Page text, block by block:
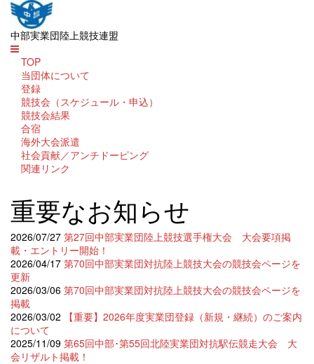
中部実業団陸上競技連盟
TOP
当団体について
登録
競技会（スケジュール・申込）
競技会結果
合宿
海外大会派遣
社会貢献／アンチドーピング
関連リンク
重要なお知らせ
2026/07/27 第27回中部実業団陸上競技選手権大会 大会要項掲
載・エントリー開始！
2026/04/17 第70回中部実業団対抗陸上競技大会の競技会ページを
更新
2026/03/06 第70回中部実業団対抗陸上競技大会の競技会ページを
掲載
2026/03/02
【重要】2026年度実業団登録（新規・継続）のご案内
について
2025/11/09 第65回中部･第55回北陸実業団対抗駅伝競走大会 大
会リザルト掲載！